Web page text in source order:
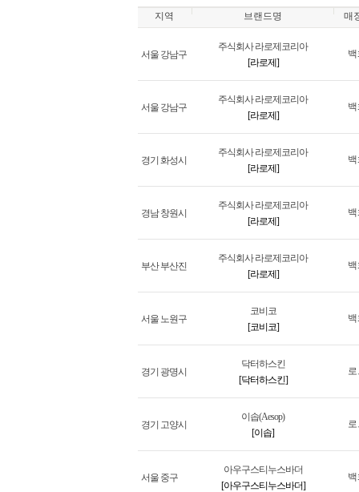
지역 브랜드명 매
서울 강남구
주식회사 라로제코리아
[라로제]
서울 강남구
주식회사 라로제코리아
[라로제]
경기 화성시
주식회사 라로제코리아
[라로제]
경남 창원시
주식회사 라로제코리아
[라로제]
부산 부산진
주식회사 라로제코리아
[라로제]
서울 노원구
코비코
[코비코]
경기 광명시
닥터하스킨
[닥터하스킨]
경기 고양시
이솝(Aesop)
[이솝]
서울 중구
아우구스티누스바더
[아우구스티누스바더]